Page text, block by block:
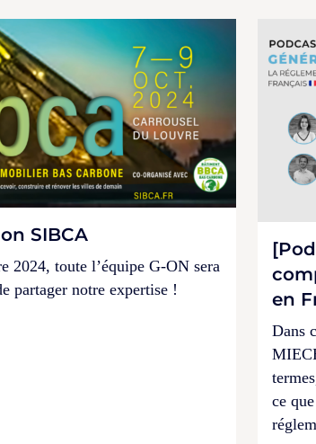
SIBCA
2024, toute l’équipe G-ON sera
partager notre expertise !
en
Dans
ce